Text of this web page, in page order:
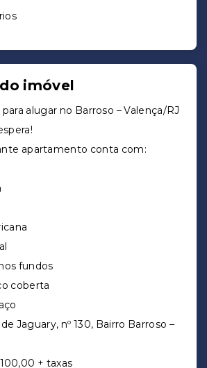
imóvel
alugar no Barroso – Valença/RJ
apartamento conta com:
fundos
coberta
Jaguary, nº 130, Bairro Barroso –
+ taxas